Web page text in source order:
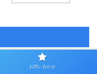
お問い合わせ